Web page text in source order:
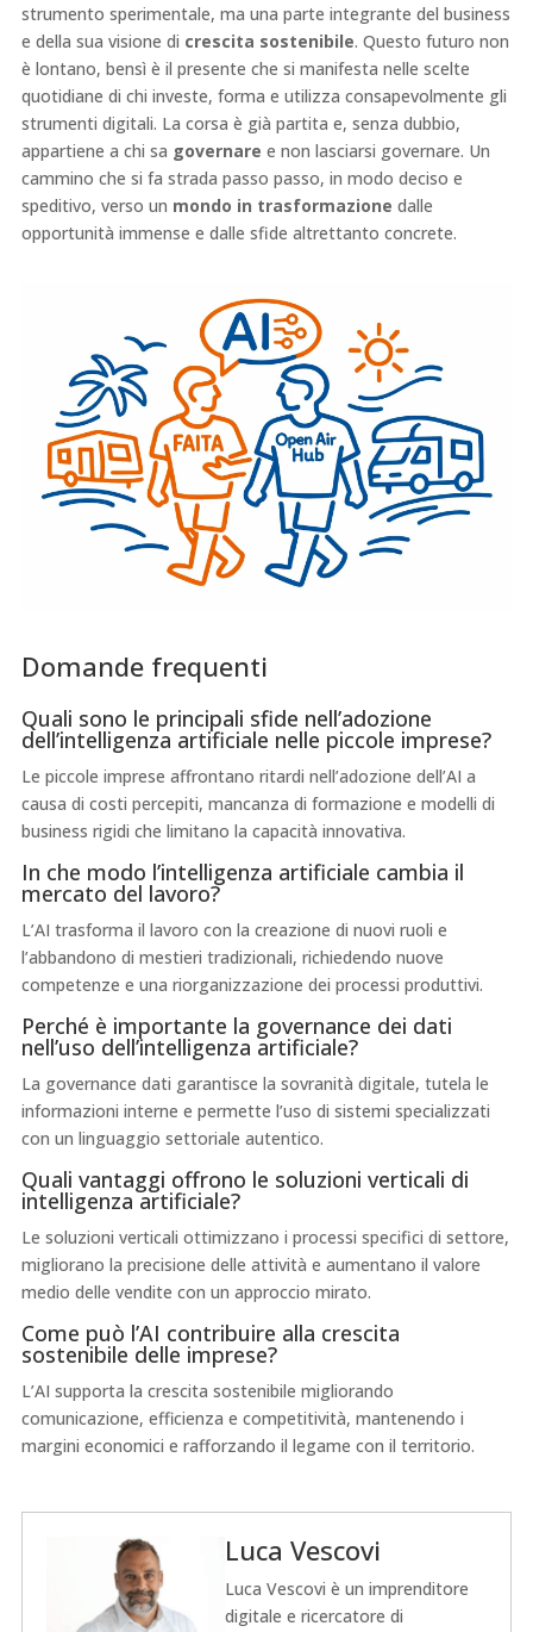
strumento sperimentale, ma una parte integrante del business
e della sua visione di crescita sostenibile. Questo futuro non
è lontano, bensì è il presente che si manifesta nelle scelte
quotidiane di chi investe, forma e utilizza consapevolmente gli
strumenti digitali. La corsa è già partita e, senza dubbio,
appartiene a chi sa governare e non lasciarsi governare. Un
cammino che si fa strada passo passo, in modo deciso e
speditivo, verso un mondo in trasformazione dalle
opportunità immense e dalle sfide altrettanto concrete.
Domande frequenti
Quali sono le principali sfide nell’adozione
dell’intelligenza artificiale nelle piccole imprese?
Le piccole imprese affrontano ritardi nell’adozione dell’AI a
causa di costi percepiti, mancanza di formazione e modelli di
business rigidi che limitano la capacità innovativa.
In che modo l’intelligenza artificiale cambia il
mercato del lavoro?
L’AI trasforma il lavoro con la creazione di nuovi ruoli e
l’abbandono di mestieri tradizionali, richiedendo nuove
competenze e una riorganizzazione dei processi produttivi.
Perché è importante la governance dei dati
nell’uso dell’intelligenza artificiale?
La governance dati garantisce la sovranità digitale, tutela le
informazioni interne e permette l’uso di sistemi specializzati
con un linguaggio settoriale autentico.
Quali vantaggi offrono le soluzioni verticali di
intelligenza artificiale?
Le soluzioni verticali ottimizzano i processi specifici di settore,
migliorano la precisione delle attività e aumentano il valore
medio delle vendite con un approccio mirato.
Come può l’AI contribuire alla crescita
sostenibile delle imprese?
L’AI supporta la crescita sostenibile migliorando
comunicazione, efficienza e competitività, mantenendo i
margini economici e rafforzando il legame con il territorio.
Luca Vescovi
Luca Vescovi è un imprenditore
digitale e ricercatore di